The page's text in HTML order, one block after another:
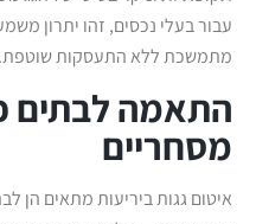
עבור בעלי נכסים, זהו יתרון
מתמשכת ללא התעסקות שוטפת.
התאמה לבתים
מסחריים
איטום גגות ביריעות מתאים הן